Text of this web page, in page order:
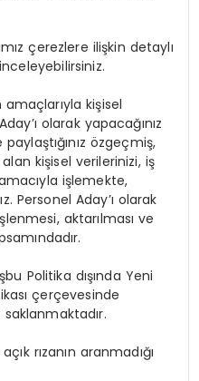
çerezlere ilişkin detaylı
kişisel
olarak yapacağınız
özgeçmiş,
kişisel verilerinizi, iş
işlemekte,
Personel Aday’ı olarak
aktarılması ve
Politika dışında Yeni
çerçevesinde
rızanın aranmadığı